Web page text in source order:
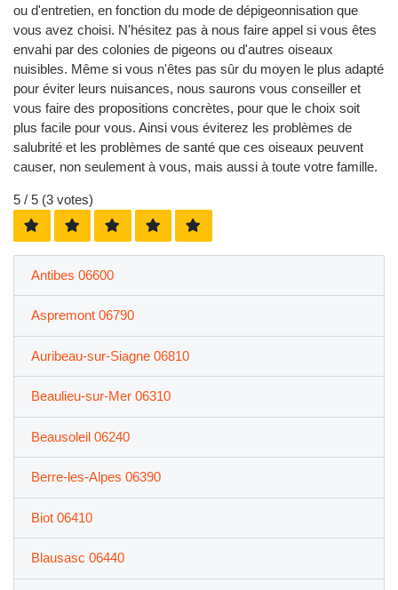
ou d'entretien, en fonction du mode de dépigeonnisation que
vous avez choisi. N'hésitez pas à nous faire appel si vous êtes
envahi par des colonies de pigeons ou d'autres oiseaux
nuisibles. Même si vous n'êtes pas sûr du moyen le plus adapté
pour éviter leurs nuisances, nous saurons vous conseiller et
vous faire des propositions concrètes, pour que le choix soit
plus facile pour vous. Ainsi vous éviterez les problèmes de
salubrité et les problèmes de santé que ces oiseaux peuvent
causer, non seulement à vous, mais aussi à toute votre famille.
5 / 5 (3 votes)
Antibes 06600
Aspremont 06790
Auribeau-sur-Siagne 06810
Beaulieu-sur-Mer 06310
Beausoleil 06240
Berre-les-Alpes 06390
Biot 06410
Blausasc 06440